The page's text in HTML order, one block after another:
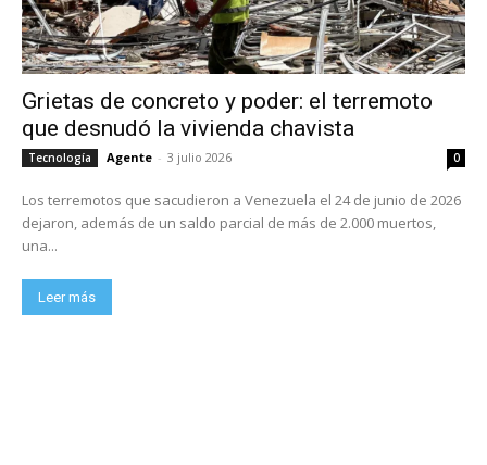
Grietas de concreto y poder: el terremoto
que desnudó la vivienda chavista
Tecnología Agente - 3 julio 2026 0
Los terremotos que sacudieron a Venezuela el 24 de junio de 2026
dejaron, además de un saldo parcial de más de 2.000 muertos,
una...
Leer más